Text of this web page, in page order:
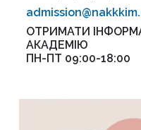
ОТРИМАТИ
АКАДЕМІЮ
ПН-ПТ 09:00-18:00